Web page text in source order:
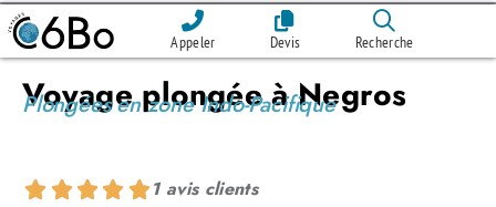
Appeler Devis Recherche
Voyage plongée à Negros
Plongées en zone Indo-Pacifique
1 avis clients